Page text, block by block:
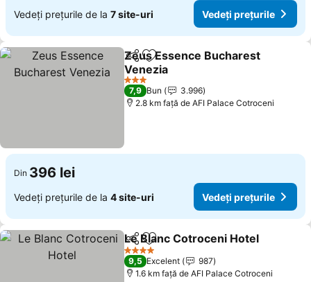
Vedeți prețurile de la 7 site-uri Vedeți prețurile
DistribuițiAdăugaţi la favorite
Zeus Essence Bucharest
Venezia
3 Stele
7,9 Bun
3.996
2.8 km faţă de AFI Palace Cotroceni
Din 396 lei
Vedeți prețurile de la 4 site-uri Vedeți prețurile
DistribuițiAdăugaţi la favorite
Le Blanc Cotroceni Hotel
4 Stele
9,5 Excelent
987
1.6 km faţă de AFI Palace Cotroceni